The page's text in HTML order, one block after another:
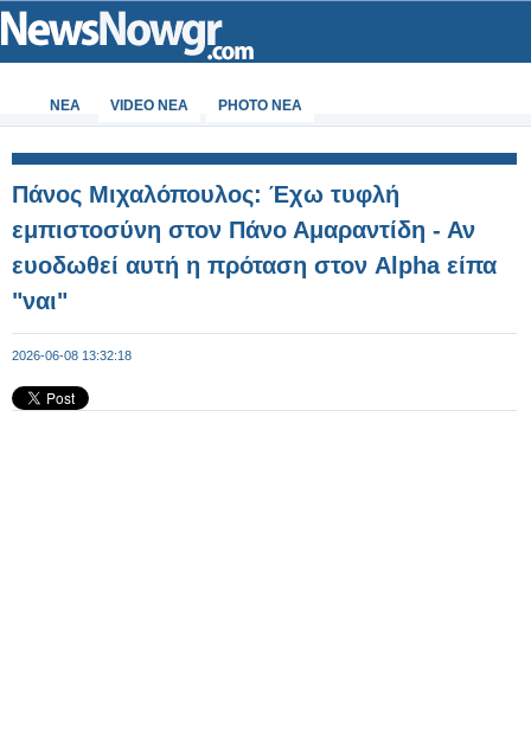
ΝΕΑ VIDEO NEA PHOTO NEA
Πάνος Μιχαλόπουλος: Έχω τυφλή
εμπιστοσύνη στον Πάνο Αμαραντίδη - Αν
ευοδωθεί αυτή η πρόταση στον Alpha είπα
"ναι"
2026-06-08 13:32:18